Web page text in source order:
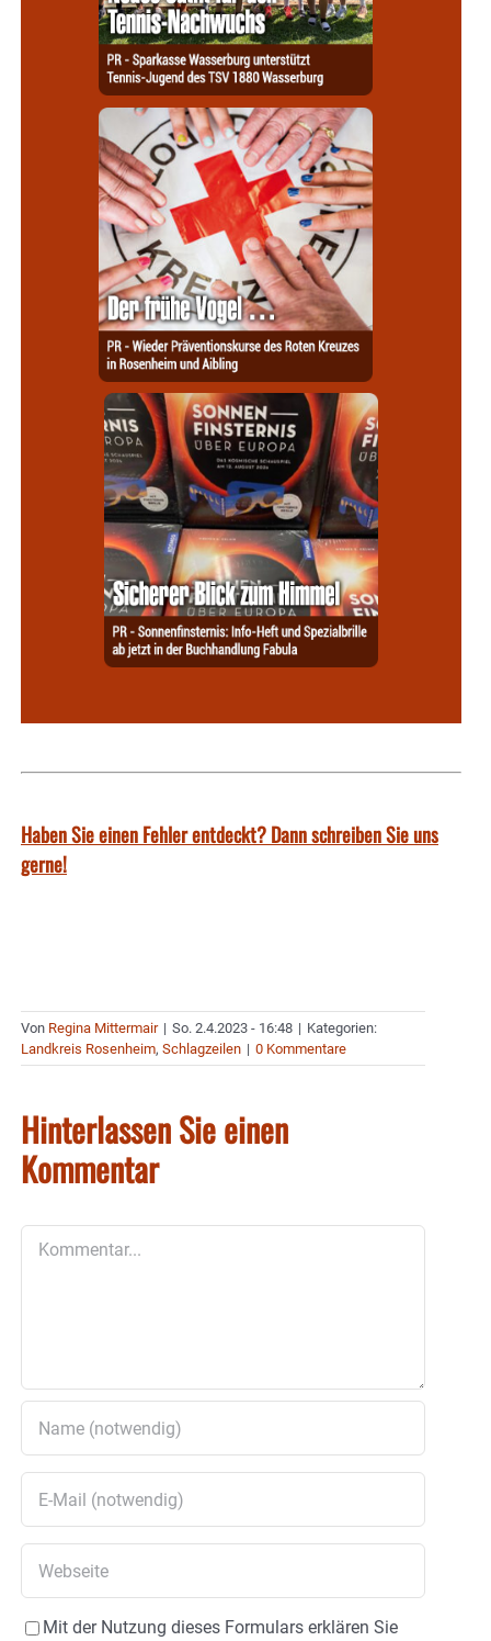
Haben Sie einen Fehler entdeckt? Dann schreiben Sie uns
gerne!
Von Regina Mittermair | So. 2.4.2023 - 16:48 | Kategorien:
Landkreis Rosenheim, Schlagzeilen | 0 Kommentare
Hinterlassen Sie einen
Kommentar
Mit der Nutzung dieses Formulars erklären Sie